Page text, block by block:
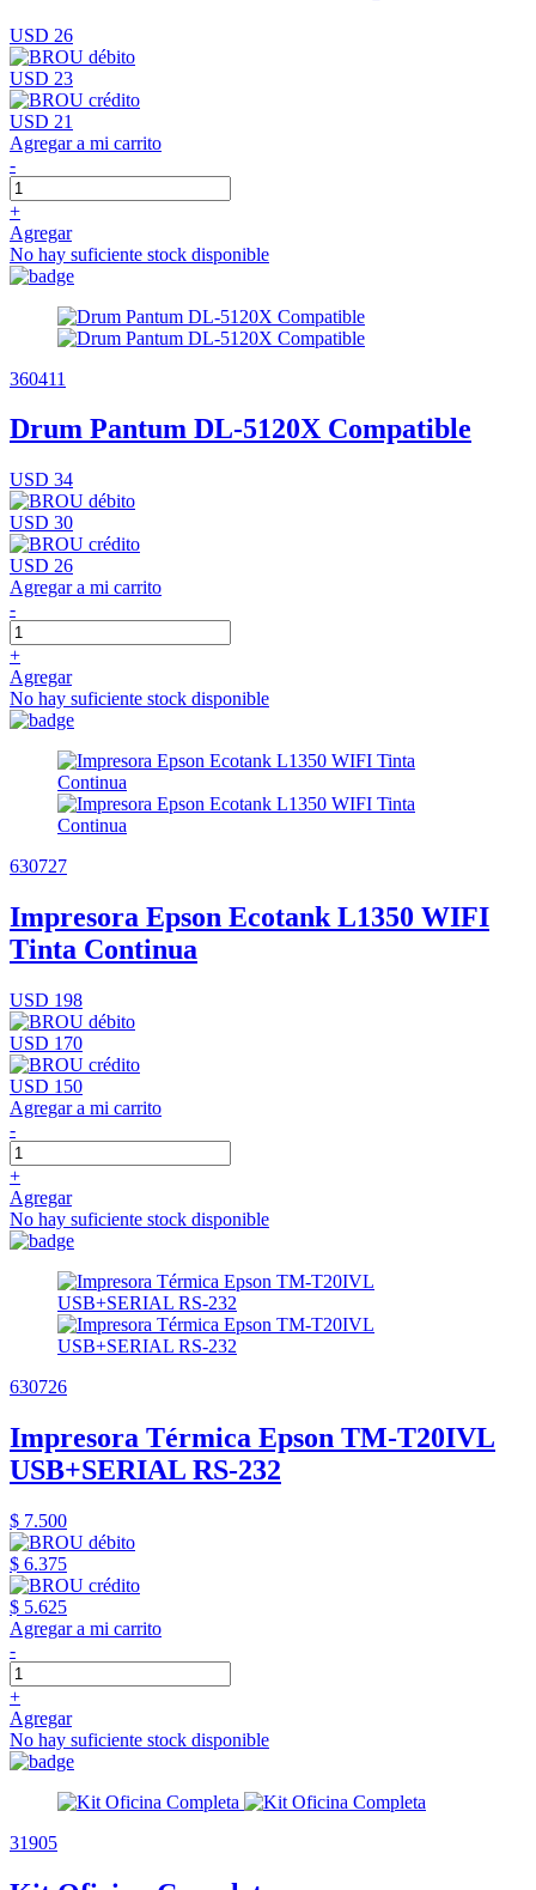
USD 26
USD 23
USD 21
Agregar a mi carrito
-
+
Agregar
No hay suficiente stock disponible
360411
Drum Pantum DL-5120X Compatible
USD 34
USD 30
USD 26
Agregar a mi carrito
-
+
Agregar
No hay suficiente stock disponible
630727
Impresora Epson Ecotank L1350 WIFI
Tinta Continua
USD 198
USD 170
USD 150
Agregar a mi carrito
-
+
Agregar
No hay suficiente stock disponible
630726
Impresora Térmica Epson TM-T20IVL
USB+SERIAL RS-232
$ 7.500
$ 6.375
$ 5.625
Agregar a mi carrito
-
+
Agregar
No hay suficiente stock disponible
31905